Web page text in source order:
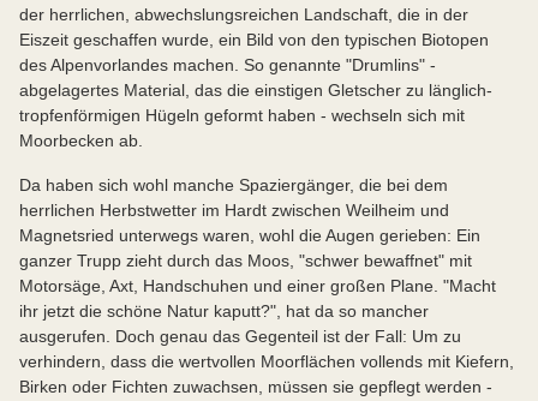
der herrlichen, abwechslungsreichen Landschaft, die in der
Eiszeit geschaffen wurde, ein Bild von den typischen Biotopen
des Alpenvorlandes machen. So genannte "Drumlins" -
abgelagertes Material, das die einstigen Gletscher zu länglich-
tropfenförmigen Hügeln geformt haben - wechseln sich mit
Moorbecken ab.
Da haben sich wohl manche Spaziergänger, die bei dem
herrlichen Herbstwetter im Hardt zwischen Weilheim und
Magnetsried unterwegs waren, wohl die Augen gerieben: Ein
ganzer Trupp zieht durch das Moos, "schwer bewaffnet" mit
Motorsäge, Axt, Handschuhen und einer großen Plane. "Macht
ihr jetzt die schöne Natur kaputt?", hat da so mancher
ausgerufen. Doch genau das Gegenteil ist der Fall: Um zu
verhindern, dass die wertvollen Moorflächen vollends mit Kiefern,
Birken oder Fichten zuwachsen, müssen sie gepflegt werden -